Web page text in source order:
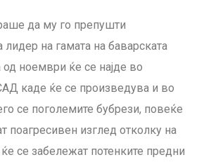
да му го препушти
на гамата на баварската
од ноември ќе се најде во
каде ќе се произведува и во
се поголемите бубрези, повеќе
поагресивен изглед отколку на
се забележат потенките предни